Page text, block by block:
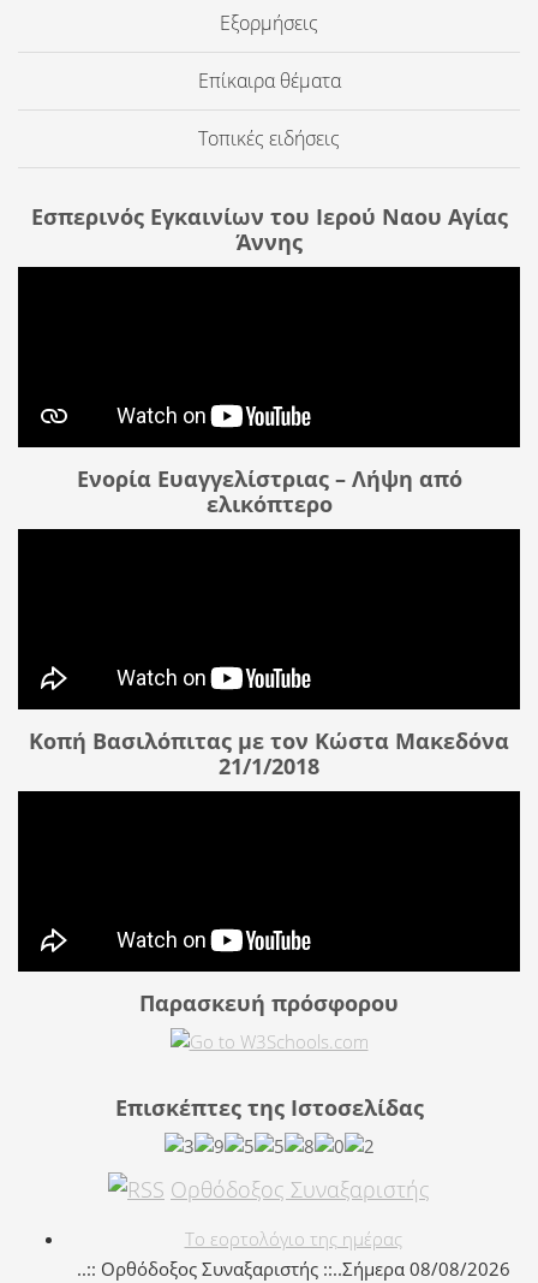
Εξορμήσεις
Επίκαιρα θέματα
Τοπικές ειδήσεις
Εσπερινός Εγκαινίων του Ιερού Ναου Αγίας
Άννης
Ενορία Ευαγγελίστριας – Λήψη από
ελικόπτερο
Κοπή Βασιλόπιτας με τον Κώστα Μακεδόνα
21/1/2018
Παρασκευή πρόσφορου
Επισκέπτες της Ιστοσελίδας
Ορθόδοξος Συναξαριστής
Το εορτολόγιο της ημέρας
..:: Ορθόδοξος Συναξαριστής ::..Σήμερα 08/08/2026